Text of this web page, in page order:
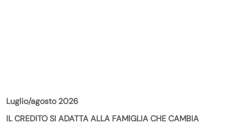
Luglio/agosto 2026
IL CREDITO SI ADATTA ALLA FAMIGLIA CHE CAMBIA